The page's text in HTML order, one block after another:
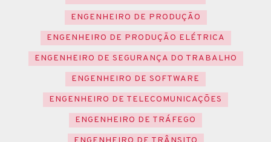
ENGENHEIRO DE PRODUÇÃO
ENGENHEIRO DE PRODUÇÃO ELÉTRICA
ENGENHEIRO DE SEGURANÇA DO TRABALHO
ENGENHEIRO DE SOFTWARE
ENGENHEIRO DE TELECOMUNICAÇÕES
ENGENHEIRO DE TRÁFEGO